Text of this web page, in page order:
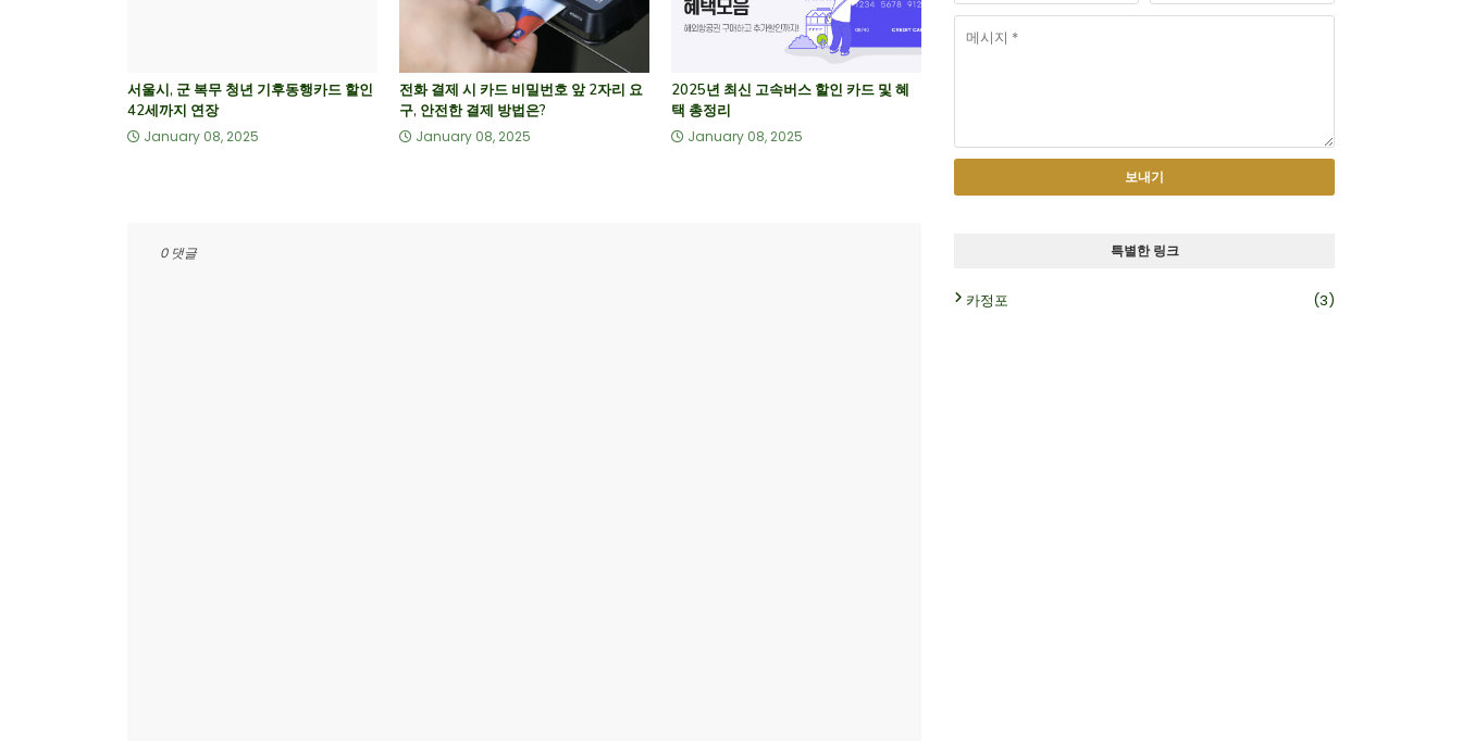
서울시, 군 복무 청년 기후동행카드 할인
42세까지 연장
January 08, 2025
전화 결제 시 카드 비밀번호 앞 2자리 요
구, 안전한 결제 방법은?
January 08, 2025
2025년 최신 고속버스 할인 카드 및 혜
택 총정리
January 08, 2025
0 댓글 특별한 링크
카정포 (3)